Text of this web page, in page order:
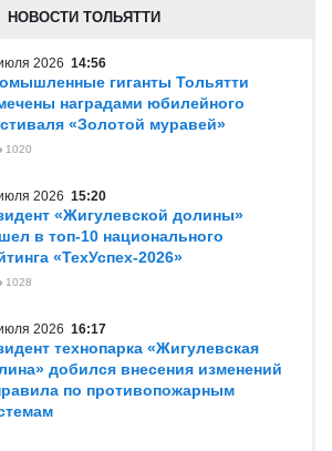
НОВОСТИ ТОЛЬЯТТИ
2026 14:56
гиганты Тольятти
наградами юбилейного
«Золотой муравей»
1020
2026 15:20
«Жигулевской долины»
в топ-10 национального
«ТехУспех-2026»
1028
2026 16:17
технопарка «Жигулевская
добился внесения изменений
по противопожарным